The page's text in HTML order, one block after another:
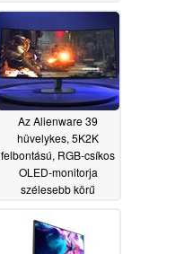
Az Alienware 39
hüvelykes, 5K2K
felbontású, RGB-csíkos
OLED-monitorja
szélesebb körű
kerül, jelentősen eltérő
árakkal07/02/2026